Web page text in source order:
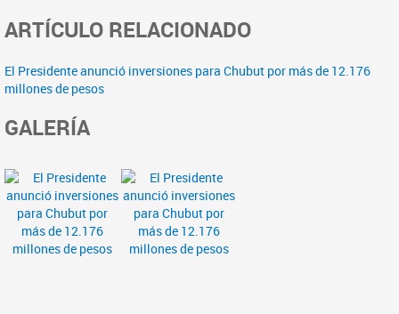
ARTÍCULO RELACIONADO
El Presidente anunció inversiones para Chubut por más de 12.176
millones de pesos
GALERÍA